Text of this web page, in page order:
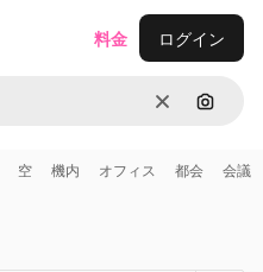
消去 画像で
料金 ログイン
空 機内 オフィス 都会 会議